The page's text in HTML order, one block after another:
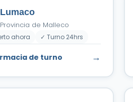
Lumaco
Provincia de Malleco
ahora ✓ Turno 24hrs
de turno →